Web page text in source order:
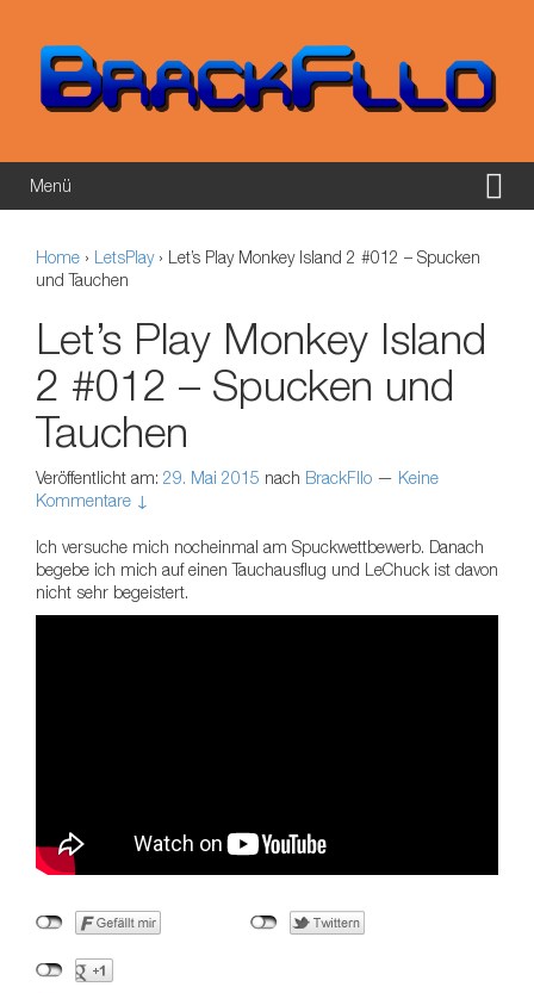
Menü
Home › LetsPlay › Let’s Play Monkey Island 2 #012 – Spucken
und Tauchen
Let’s Play Monkey Island
2 #012 – Spucken und
Tauchen
Veröffentlicht am: 29. Mai 2015 nach BrackFllo — Keine
Kommentare ↓
Ich versuche mich nocheinmal am Spuckwettbewerb. Danach
begebe ich mich auf einen Tauchausflug und LeChuck ist davon
nicht sehr begeistert.